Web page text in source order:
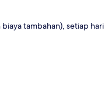
tambahan), setiap hari